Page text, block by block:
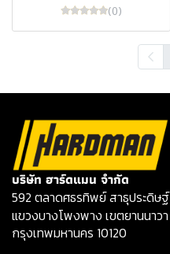
(0)
บริษัท ฮาร์ดแมน จำกัด
592 ตลาดศธรทิพย์ สาธุประดิษฐ์
แขวงบางโพงพาง เขตยานนาวา
กรุงเทพมหานคร 10120